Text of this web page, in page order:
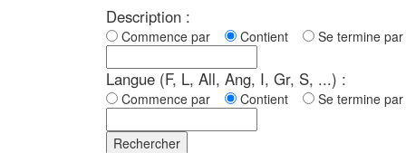
Description :
Commence par Contient Se termine par
Langue (F, L, All, Ang, I, Gr, S, ...) :
Commence par Contient Se termine par
Rechercher